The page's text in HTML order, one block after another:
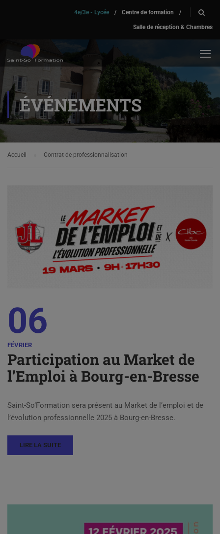
4e/3e - Lycée / Centre de formation /
Salle de réception & Chambres
ÉVÉNEMENTS
Accueil Contrat de professionnalisation
06
FÉVRIER
Participation au Market de
l’Emploi à Bourg-en-Bresse
Saint-So’Formation sera présent au Market de l’emploi et de
l’évolution professionnelle 2025 à Bourg-en-Bresse.
LIRE LA SUITE